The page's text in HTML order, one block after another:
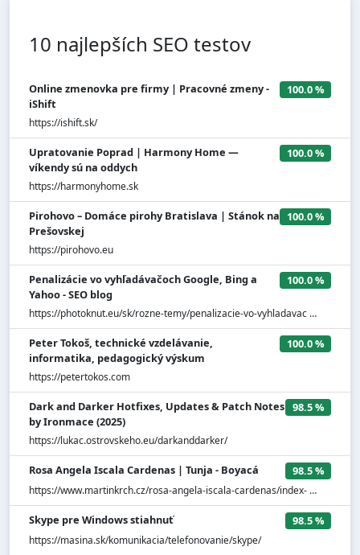
10 najlepších SEO testov
Online zmenovka pre firmy | Pracovné zmeny -
iShift
100.0 %
https://ishift.sk/
Upratovanie Poprad | Harmony Home —
víkendy sú na oddych
100.0 %
https://harmonyhome.sk
Pirohovo – Domáce pirohy Bratislava | Stánok na
Prešovskej
100.0 %
https://pirohovo.eu
Penalizácie vo vyhľadávačoch Google, Bing a
Yahoo - SEO blog
100.0 %
https://photoknut.eu/sk/rozne-temy/penalizacie-vo-vyhladavac …
Peter Tokoš, technické vzdelávanie,
informatika, pedagogický výskum
100.0 %
https://petertokos.com
Dark and Darker Hotfixes, Updates & Patch Notes
by Ironmace (2025)
98.5 %
https://lukac.ostrovskeho.eu/darkanddarker/
Rosa Angela Iscala Cardenas | Tunja - Boyacá 98.5 %
https://www.martinkrch.cz/rosa-angela-iscala-cardenas/index- …
Skype pre Windows stiahnuť 98.5 %
https://masina.sk/komunikacia/telefonovanie/skype/